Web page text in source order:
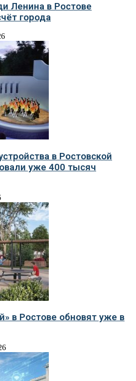
Ленина в Ростове
города
в Ростовской
уже 400 тысяч
в Ростове обновят уже в